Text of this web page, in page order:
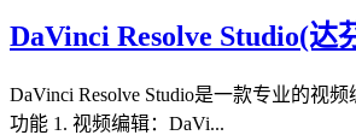
DaVinci Resolve Studio(达
DaVinci Resolve Studio是一款专业的视
功能 1. 视频编辑：DaVi...